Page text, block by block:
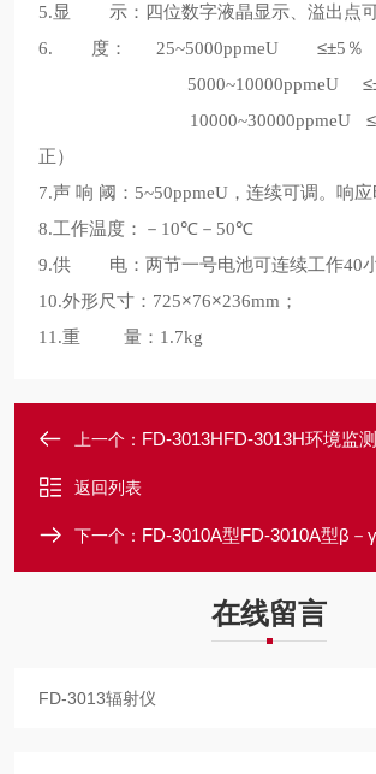
5.显 示：四位数字液晶显示、溢出点
6. 度： 25~5000ppmeU ≤±5 ％
5000~10000ppmeU
10000~30000ppmeU
正）
7.声 响 阈： 5~50ppmeU ，连续可调。响
8.工作温度：－ 10℃－ 50℃
9.供 电：两节一号电池可连续工作40
10.外形尺寸： 725×76×236mm ；
11.重 量： 1.7kg
上一个： FD-3013HFD-3013H环境监
返回列表
下一个： FD-3010A型FD-3010A型β－
在线留言